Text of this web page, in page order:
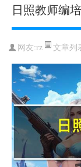
日照教师编
网友:rz 文章列